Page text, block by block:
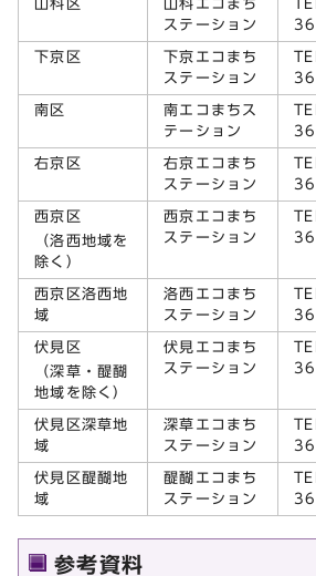
山科区
山科エコまち
ステーション
下京区
下京エコまち
ステーション
南区
南エコまちス
テーション
右京区
右京エコまち
ステーション
西京区
（洛西地域を
除く）
西京エコまち
ステーション
西京区洛西地
域
洛西エコまち
ステーション
伏見区
（深草・醍醐
地域を除く）
伏見エコまち
ステーション
伏見区深草地
域
深草エコまち
ステーション
伏見区醍醐地
域
醍醐エコまち
ステーション
参考資料